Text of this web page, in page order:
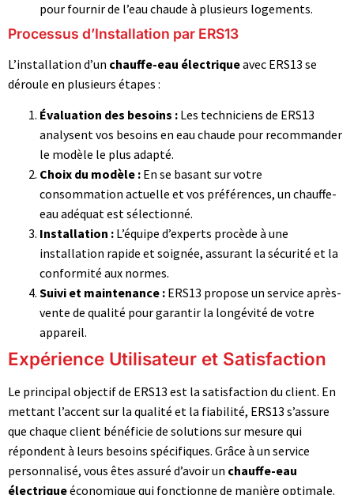
pour fournir de l’eau chaude à plusieurs logements.
Processus d’Installation par ERS13
L’installation d’un chauffe-eau électriqueavec ERS13 se
déroule en plusieurs étapes :
Évaluation des besoins : Les techniciens de ERS13
analysent vos besoins en eau chaude pour recommander
le modèle le plus adapté.
Choix du modèle : En se basant sur votre
consommation actuelle et vos préférences, un chauffe-
eau adéquat est sélectionné.
Installation : L’équipe d’experts procède à une
installation rapide et soignée, assurant la sécurité et la
conformité aux normes.
Suivi et maintenance : ERS13 propose un service après-
vente de qualité pour garantir la longévité de votre
appareil.
Expérience Utilisateur et Satisfaction
Le principal objectif de ERS13 est la satisfaction du client. En
mettant l’accent sur la qualité et la fiabilité, ERS13 s’assure
que chaque client bénéficie de solutions sur mesure qui
répondent à leurs besoins spécifiques. Grâce à un service
personnalisé, vous êtes assuré d’avoir un chauffe-eau
électriqueéconomique qui fonctionne de manière optimale.